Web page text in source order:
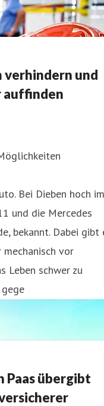
und
auffinden
Bei Dieben hoch im
und die Mercedes
bekannt. Dabei gibt
vor
Leben schwer zu
gege
übergibt